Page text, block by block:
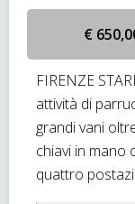
€
FIRENZE
attività di
grandi vani
chiavi in mano
quattro